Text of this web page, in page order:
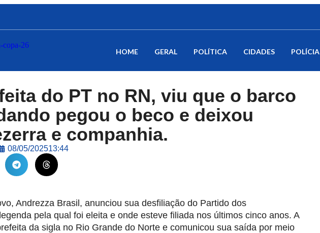
HOME GERAL POLÍTICA CIDADES POLÍCIA
do PT no RN, viu que o barco
pegou o beco e deixou
e companhia.
08/05/202513:44
Andrezza Brasil, anunciou sua desfiliação do Partido dos
pela qual foi eleita e onde esteve filiada nos últimos cinco anos. A
da sigla no Rio Grande do Norte e comunicou sua saída por meio